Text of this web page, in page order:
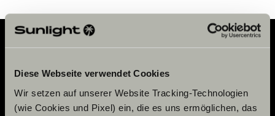
Diese Webseite verwendet Cookies
Wir setzen auf unserer Website Tracking-Technologien
(wie Cookies und Pixel) ein, die es uns ermöglichen, das
Adventure
Now.